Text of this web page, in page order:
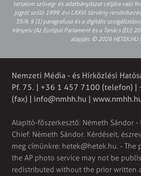
tartalom szöveg- és adatbányászat céljára való
jogról szóló 1999. évi LXXVI. törvény
35/A. § (1) paragrafusa és a digitális
irányelv (Az Európai Parlament és a Tanács (EU)
alapján. © 2026 HETEK.HU
Nemzeti Média - és Hírközlési
Pf. 75. | +36 1 457 7100 (telefon) |
(fax) | info@nmhh.hu |
Alapító-főszerkesztő: Németh Sándor
Chief: Németh Sándor. Kérdéseit,
meg címünkre: hetek@hetek.hu. - The
the AP photo service may not be
redistributed without the prior written